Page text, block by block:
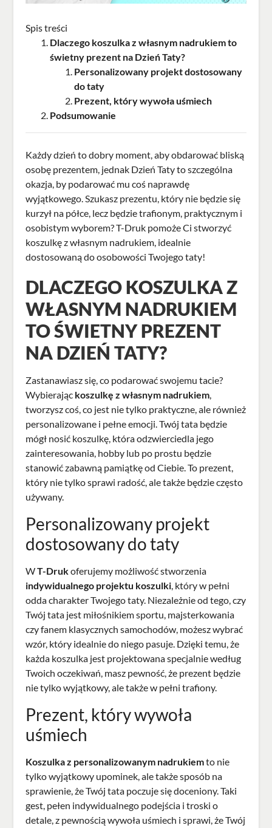
Spis treści
Dlaczego koszulka z własnym nadrukiem to
świetny prezent na Dzień Taty?
Personalizowany projekt dostosowany
do taty
Prezent, który wywoła uśmiech
Podsumowanie
Każdy dzień to dobry moment, aby obdarować bliską
osobę prezentem, jednak Dzień Taty to szczególna
okazja, by podarować mu coś naprawdę
wyjątkowego. Szukasz prezentu, który nie będzie się
kurzył na półce, lecz będzie trafionym, praktycznym i
osobistym wyborem? T-Druk pomoże Ci stworzyć
koszulkę z własnym nadrukiem, idealnie
dostosowaną do osobowości Twojego taty!
DLACZEGO KOSZULKA Z
WŁASNYM NADRUKIEM
TO ŚWIETNY PREZENT
NA DZIEŃ TATY?
Zastanawiasz się, co podarować swojemu tacie?
Wybierając koszulkę z własnym nadrukiem,
tworzysz coś, co jest nie tylko praktyczne, ale również
personalizowane i pełne emocji. Twój tata będzie
mógł nosić koszulkę, która odzwierciedla jego
zainteresowania, hobby lub po prostu będzie
stanowić zabawną pamiątkę od Ciebie. To prezent,
który nie tylko sprawi radość, ale także będzie często
używany.
Personalizowany projekt
dostosowany do taty
WT-Drukoferujemy możliwość stworzenia
indywidualnego projektu koszulki, który w pełni
odda charakter Twojego taty. Niezależnie od tego, czy
Twój tata jest miłośnikiem sportu, majsterkowania
czy fanem klasycznych samochodów, możesz wybrać
wzór, który idealnie do niego pasuje. Dzięki temu, że
każda koszulka jest projektowana specjalnie według
Twoich oczekiwań, masz pewność, że prezent będzie
nie tylko wyjątkowy, ale także w pełni trafiony.
Prezent, który wywoła
uśmiech
Koszulka z personalizowanym nadrukiemto nie
tylko wyjątkowy upominek, ale także sposób na
sprawienie, że Twój tata poczuje się doceniony. Taki
gest, pełen indywidualnego podejścia i troski o
detale, z pewnością wywoła uśmiech i sprawi, że Twój